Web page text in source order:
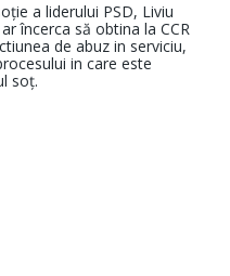
a liderului PSD, Liviu
încerca să obtina la CCR
de abuz in serviciu,
in care este
soț.